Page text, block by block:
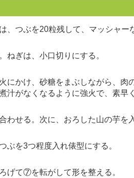
、つぶを20粒残して、マッシャー
ねぎは、小口切りにする。
にかけ、砂糖をまぶしながら、肉
汁がなくなるように強火で、素早
せる。次に、おろした山の芋を
ぶを3つ程度入れ俵型にする。
げて⑦を転がして形を整える。